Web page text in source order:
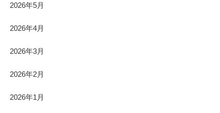
2026年5月
2026年4月
2026年3月
2026年2月
2026年1月